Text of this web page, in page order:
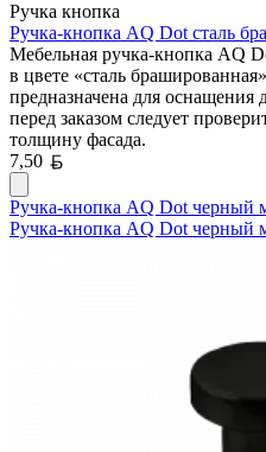
Ручка кнопка
Ручка-кнопка AQ Dot сталь
Мебельная ручка-кнопка AQ
в цвете «сталь
предназначена для
перед заказом следует
толщину фасада.
7,50
Ручка-кнопка AQ Dot черный
Ручка-кнопка AQ Dot черный